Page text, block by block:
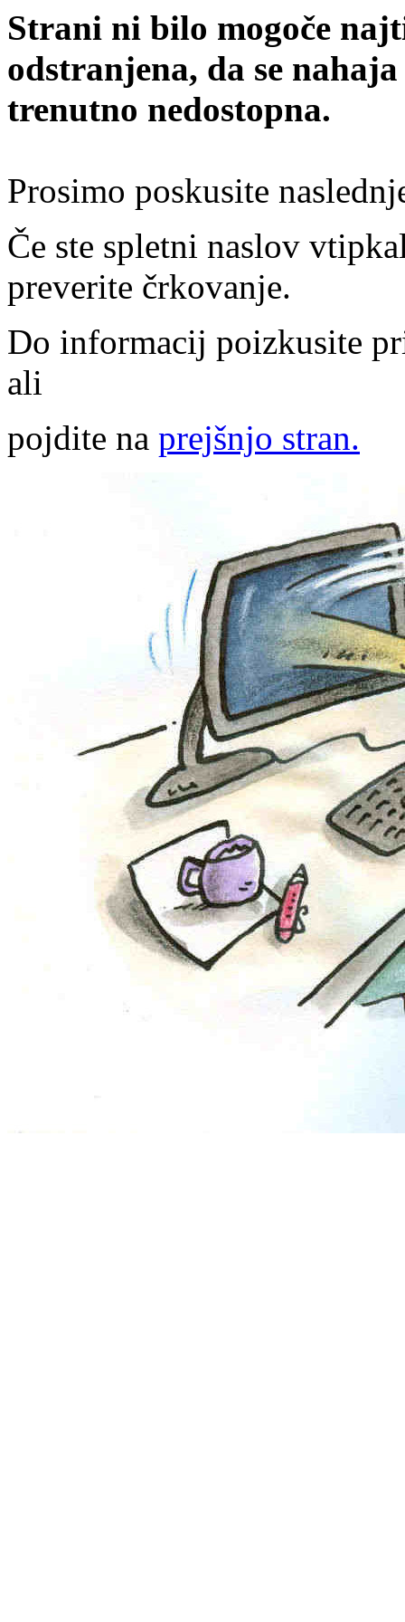
Strani ni bilo mogoče
odstranjena, da se
trenutno nedostopna.
Prosimo poskusite
Če ste spletni naslov
preverite črkovanje.
Do informacij poizkusite
ali
pojdite na prejšnjo stran.